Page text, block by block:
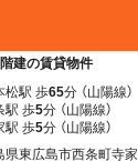
建の賃貸物件
松駅 歩65分 （山陽線）
駅 歩5分 （山陽線）
駅 歩5分 （山陽線）
県東広島市西条町寺家